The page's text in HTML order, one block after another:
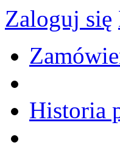
Zaloguj się
Historia